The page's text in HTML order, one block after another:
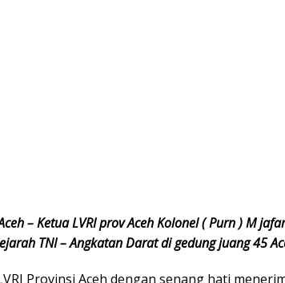
– Ketua LVRI prov Aceh Kolonel ( Purn ) M
TNI – Angkatan Darat di gedung juang 45
Provinsi Aceh dengan senang hati